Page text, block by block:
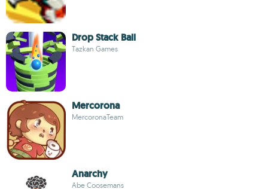
Drop Stack Ball
Tazkan Games
Mercorona
MercoronaTeam
Anarchy
Abe Coosemans